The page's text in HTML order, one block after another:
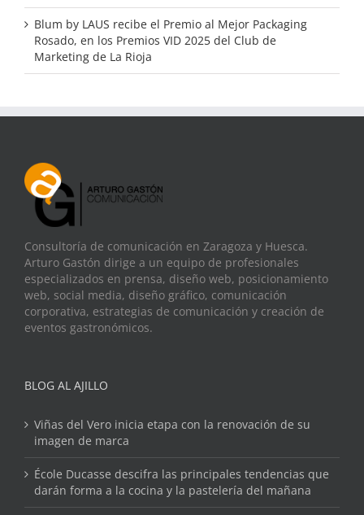
Blum by LAUS recibe el Premio al Mejor Packaging
Rosado, en los Premios VID 2025 del Club de
Marketing de La Rioja
Consultoría de comunicación en Zaragoza y Huesca.
Arturo Gastón dirige a un equipo de profesionales
especializados en prensa, diseño web, posicionamiento
web, social media, diseño gráfico, comunicación
corporativa, estrategias de comunicación y creación de
eventos gastronómicos.
BLOG AL AJILLO
Viñas del Vero inicia etapa con la renovación de su
imagen de marca
École Ducasse descifra las principales tendencias que
darán forma a la cocina y la pastelería del mañana